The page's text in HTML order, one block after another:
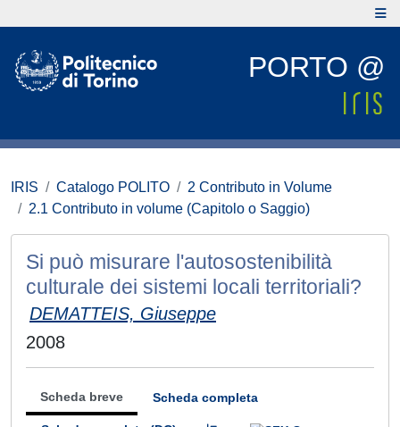
PORTO @
IRIS Catalogo POLITO
2 Contributo in Volume
2.1 Contributo in volume (Capitolo o Saggio)
Si può misurare l'autosostenibilità
culturale dei sistemi locali territoriali?
DEMATTEIS, Giuseppe
2008
Scheda breve Scheda completa